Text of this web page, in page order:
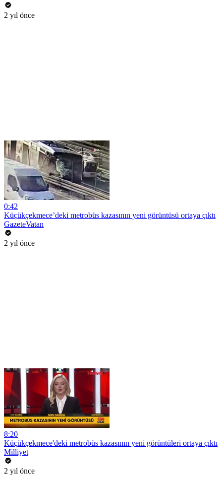
2 yıl önce
0:42
Küçükçekmece’deki metrobüs kazasının yeni görüntüsü ortaya çıktı
GazeteVatan
2 yıl önce
8:20
Küçükçekmece'deki metrobüs kazasının yeni görüntüleri ortaya çıktı
Milliyet
2 yıl önce